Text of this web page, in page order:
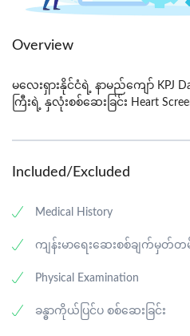
Overview
မလေးရှားနိုင်ငံရဲ နာမည်ကျော ် KPJ
ကြီးရဲ နှလုံးစစ်ဆေးခြင်း Heart
Included/Excluded
Medical History
ကျန်းမာရေးဆေးစစ်ချက်မှတ်တမ်
Physical Examination
ခန္ဓာကိုယ်ပြင်ပ စစ်ဆေးခြင်း